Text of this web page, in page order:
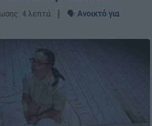
4 λεπτά ┋ 🗣️ Ανοικτό για